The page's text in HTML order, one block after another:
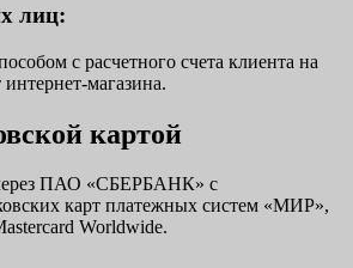
лиц:
с расчетного счета клиента на
магазина.
картой
ПАО «СБЕРБАНК» с
карт платежных систем «МИР»,
Worldwide.